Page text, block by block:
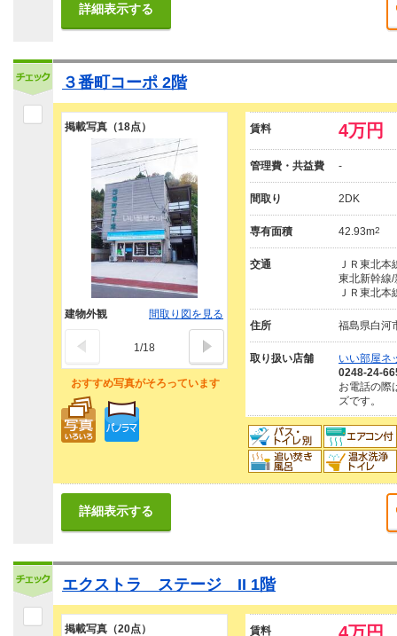
詳細表示する
３番町コーポ 2階
掲載写真（18点）
おすすめ写真がそろっています
建物外観 間取り図を見る
1/18
賃料 4万円
管理費・共益費 -
間取り 2DK
専有面積 42.93m2
交通
ＪＲ東北本
東北新幹線
ＪＲ東北本
住所 福島県白河
取り扱い店舗
いい部屋ネ
0248-24-
お電話の際
ズです。
詳細表示する
エクストラ ステージ II 1階
掲載写真（20点） 賃料